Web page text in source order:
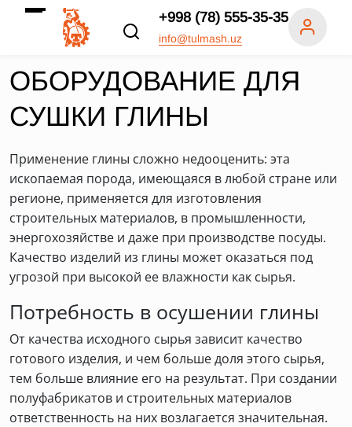
+998 (78) 555-35-35
info@tulmash.uz
ОБОРУДОВАНИЕ ДЛЯ
СУШКИ ГЛИНЫ
Применение глины сложно недооценить: эта
ископаемая порода, имеющаяся в любой стране или
регионе, применяется для изготовления
строительных материалов, в промышленности,
энергохозяйстве и даже при производстве посуды.
Качество изделий из глины может оказаться под
угрозой при высокой ее влажности как сырья.
Потребность в осушении глины
От качества исходного сырья зависит качество
готового изделия, и чем больше доля этого сырья,
тем больше влияние его на результат. При создании
полуфабрикатов и строительных материалов
ответственность на них возлагается значительная.